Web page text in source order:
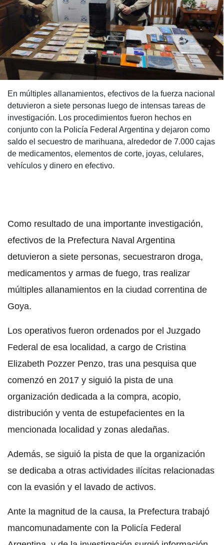
En múltiples allanamientos, efectivos de la fuerza nacional
detuvieron a siete personas luego de intensas tareas de
investigación. Los procedimientos fueron hechos en
conjunto con la Policía Federal Argentina y dejaron como
saldo el secuestro de marihuana, alrededor de 7.000 cajas
de medicamentos, elementos de corte, joyas, celulares,
vehículos y dinero en efectivo.
Como resultado de una importante investigación,
efectivos de la Prefectura Naval Argentina
detuvieron a siete personas, secuestraron droga,
medicamentos y armas de fuego, tras realizar
múltiples allanamientos en la ciudad correntina de
Goya.
Los operativos fueron ordenados por el Juzgado
Federal de esa localidad, a cargo de Cristina
Elizabeth Pozzer Penzo, tras una pesquisa que
comenzó en 2017 y siguió la pista de una
organización dedicada a la compra, acopio,
distribución y venta de estupefacientes en la
mencionada localidad y zonas aledañas.
Además, se siguió la pista de que la organización
se dedicaba a otras actividades ilícitas relacionadas
con la evasión y el lavado de activos.
Ante la magnitud de la causa, la Prefectura trabajó
mancomunadamente con la Policía Federal